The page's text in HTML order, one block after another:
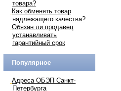
товара?
Как обменять товар
надлежащего качества?
Обязан ли продавец
устанавливать
гарантийный срок
Популярное
Адреса ОБЭП Санкт-
Петербурга